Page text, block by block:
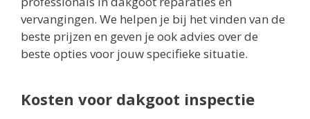
vervangingen. We helpen je bij het vinden van de
beste prijzen en geven je ook advies over de
beste opties voor jouw specifieke situatie.
Kosten voor dakgoot inspectie